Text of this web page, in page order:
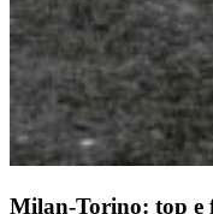
Milan-Torino: top e